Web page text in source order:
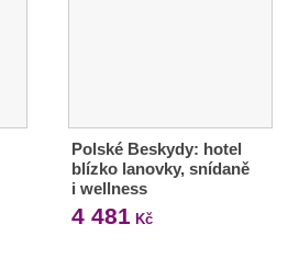
Polské Beskydy: hotel
blízko lanovky, snídaně
i wellness
4 481 Kč